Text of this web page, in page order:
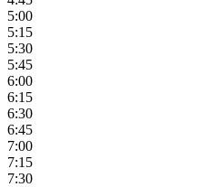
5:00
5:15
5:30
5:45
6:00
6:15
6:30
6:45
7:00
7:15
7:30